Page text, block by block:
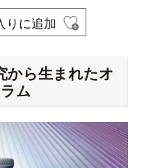
りに追加
から生まれたオ
ム